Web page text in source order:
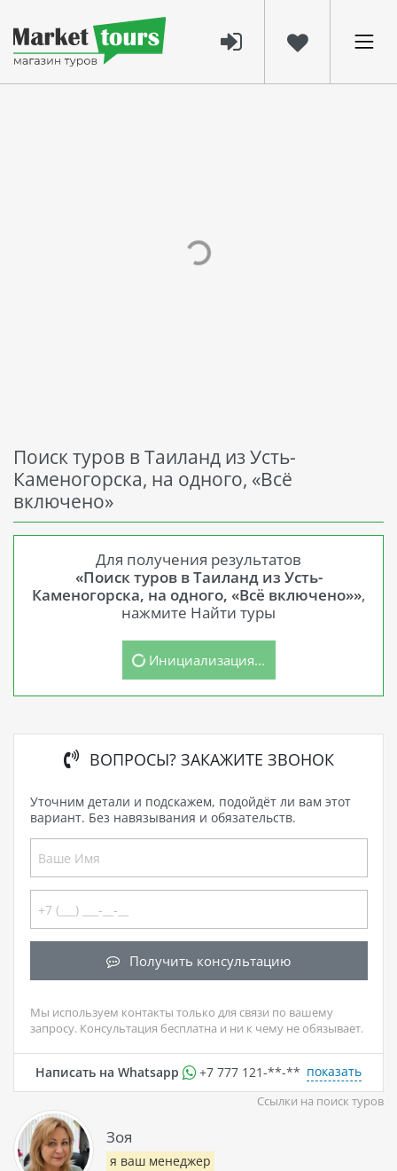
Поиск туров в Таиланд из Усть-
Каменогорска, на одного, «Всё
включено»
Для получения результатов
«Поиск туров в Таиланд из Усть-
Каменогорска, на одного, «Всё включено»»,
нажмите Найти туры
Инициализация...
ВОПРОСЫ? ЗАКАЖИТЕ ЗВОНОК
Уточним детали и подскажем, подойдёт ли вам этот
вариант. Без навязывания и обязательств.
Получить консультацию
Мы используем контакты только для связи по вашему
запросу. Консультация бесплатна и ни к чему не обязывает.
Написать на Whatsapp +7 777 121-**-** показать
Ссылки на поиск туров
Зоя
я ваш менеджер